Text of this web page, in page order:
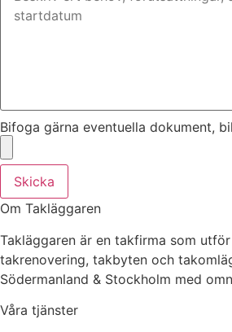
Bifoga gärna eventuella dokument,
Skicka
Om Takläggaren
Takläggaren är en takfirma som
takrenovering, takbyten och
Södermanland & Stockholm med
Våra tjänster